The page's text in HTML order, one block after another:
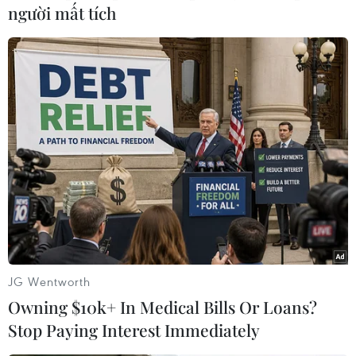
#Biến đổi khí hậu
Theo dõi VietnamPlus
TIN LIÊN QUAN
người mất tích
JG Wentworth
Owning $10k+ In Medical Bills Or Loans?
Stop Paying Interest Immediately